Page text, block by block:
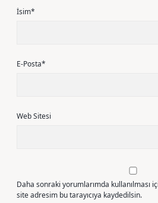
İsim*
E-Posta*
Web Sitesi
Daha sonraki yorumlarımda kullanılması
site adresim bu tarayıcıya kaydedilsin.